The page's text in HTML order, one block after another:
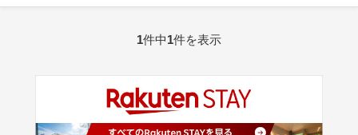
1件中1件を表示